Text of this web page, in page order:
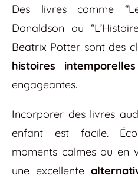
Des livres comme
Donaldson ou
Beatrix Potter sont des
histoires intemporelles
engageantes.
Incorporer des livres
enfant est facile.
moments calmes ou en
une excellente